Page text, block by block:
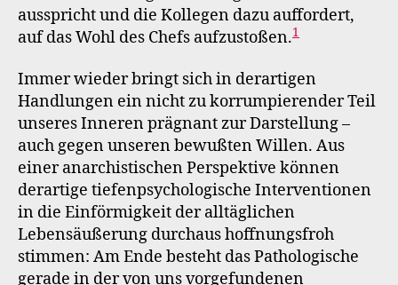
ausspricht und die Kollegen dazu auffordert,
auf das Wohl des Chefs aufzustoßen.1
Immer wieder bringt sich in derartigen
Handlungen ein nicht zu korrumpierender Teil
unseres Inneren prägnant zur Darstellung –
auch gegen unseren bewußten Willen. Aus
einer anarchistischen Perspektive können
derartige tiefenpsychologische Interventionen
in die Einförmigkeit der alltäglichen
Lebensäußerung durchaus hoffnungsfroh
stimmen: Am Ende besteht das Pathologische
gerade in der von uns vorgefundenen